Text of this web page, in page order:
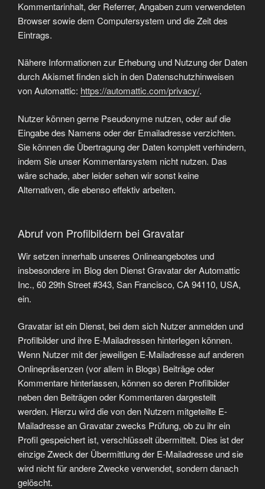
Kommentarinhalt, der Referrer, Angaben zum verwendeten
Browser sowie dem Computersystem und die Zeit des
Eintrags.
Nähere Informationen zur Erhebung und Nutzung der Daten
durch Akismet finden sich in den Datenschutzhinweisen
von Automattic: https://automattic.com/privacy/.
Nutzer können gerne Pseudonyme nutzen, oder auf die
Eingabe des Namens oder der Emailadresse verzichten.
Sie können die Übertragung der Daten komplett verhindern,
indem Sie unser Kommentarsystem nicht nutzen. Das
wäre schade, aber leider sehen wir sonst keine
Alternativen, die ebenso effektiv arbeiten.
Abruf von Profilbildern bei Gravatar
Wir setzen innerhalb unseres Onlineangebotes und
insbesondere im Blog den Dienst Gravatar der Automattic
Inc., 60 29th Street #343, San Francisco, CA 94110, USA,
ein.
Gravatar ist ein Dienst, bei dem sich Nutzer anmelden und
Profilbilder und ihre E-Mailadressen hinterlegen können.
Wenn Nutzer mit der jeweiligen E-Mailadresse auf anderen
Onlinepräsenzen (vor allem in Blogs) Beiträge oder
Kommentare hinterlassen, können so deren Profilbilder
neben den Beiträgen oder Kommentaren dargestellt
werden. Hierzu wird die von den Nutzern mitgeteilte E-
Mailadresse an Gravatar zwecks Prüfung, ob zu ihr ein
Profil gespeichert ist, verschlüsselt übermittelt. Dies ist der
einzige Zweck der Übermittlung der E-Mailadresse und sie
wird nicht für andere Zwecke verwendet, sondern danach
gelöscht.